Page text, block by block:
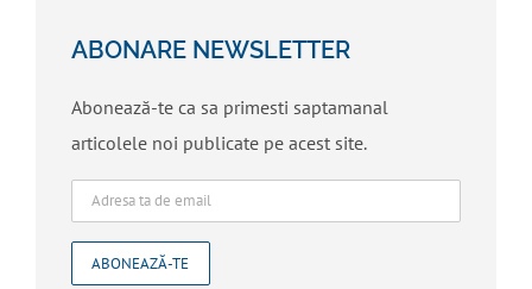
ABONARE NEWSLETTER
Abonează-te ca sa primesti saptamanal
articolele noi publicate pe acest site.